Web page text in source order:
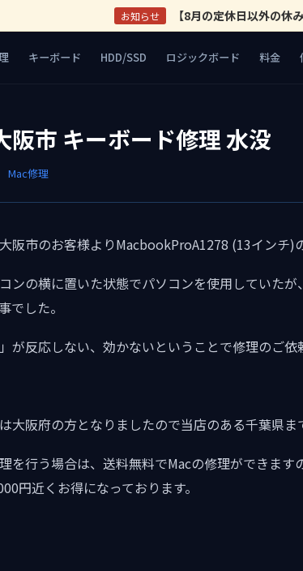
お知らせ 【8月の定休日以外の休
キーボード HDD/SSD ロジックボード 料金
阪市 キーボード修理 水没
Mac修理
阪市のお客様よりMacbookProA1278 (13インチ)
ンの横に置いた状態でパソコンを使用していた
でした。
が反応しない、効かないということで修理のご依
大阪府の方となりましたので当店のある千葉県ま
を行う場合は、送料無料でMacの修理ができま
円近くお得になっております。